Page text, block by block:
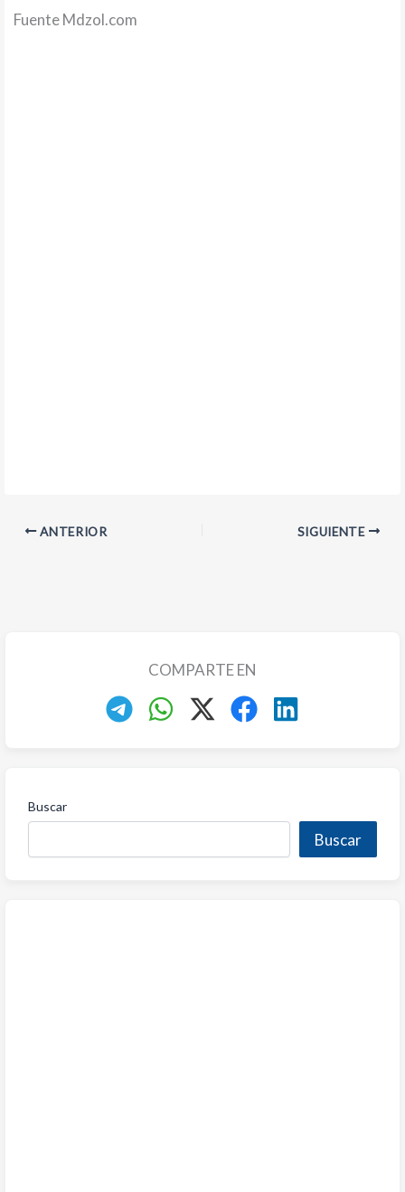
Fuente Mdzol.com
ANTERIOR SIGUIENTE
COMPARTE EN
Buscar
Buscar